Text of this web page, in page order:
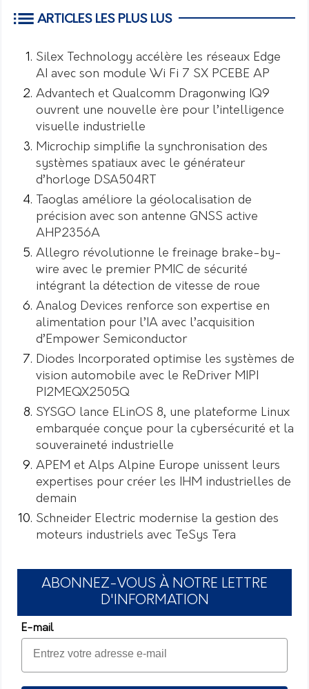
ARTICLES LES PLUS LUS
Silex Technology accélère les réseaux Edge
AI avec son module Wi Fi 7 SX PCEBE AP
Advantech et Qualcomm Dragonwing IQ9
ouvrent une nouvelle ère pour l’intelligence
visuelle industrielle
Microchip simplifie la synchronisation des
systèmes spatiaux avec le générateur
d’horloge DSA504RT
Taoglas améliore la géolocalisation de
précision avec son antenne GNSS active
AHP2356A
Allegro révolutionne le freinage brake-by-
wire avec le premier PMIC de sécurité
intégrant la détection de vitesse de roue
Analog Devices renforce son expertise en
alimentation pour l’IA avec l’acquisition
d’Empower Semiconductor
Diodes Incorporated optimise les systèmes de
vision automobile avec le ReDriver MIPI
PI2MEQX2505Q
SYSGO lance ELinOS 8, une plateforme Linux
embarquée conçue pour la cybersécurité et la
souveraineté industrielle
APEM et Alps Alpine Europe unissent leurs
expertises pour créer les IHM industrielles de
demain
Schneider Electric modernise la gestion des
moteurs industriels avec TeSys Tera
ABONNEZ-VOUS À NOTRE LETTRE
D'INFORMATION
E-mail